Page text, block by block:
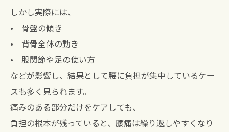
しかし実際には、
• 骨盤の傾き
• 背骨全体の動き
• 股関節や足の使い方
などが影響し、結果として腰に負担が集中しているケー
スも多く見られます。
痛みのある部分だけをケアしても、
負担の根本が残っていると、腰痛は繰り返しやすくなり